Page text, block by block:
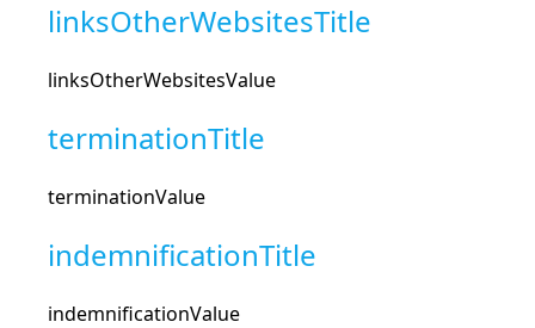
linksOtherWebsitesTitle
linksOtherWebsitesValue
terminationTitle
terminationValue
indemnificationTitle
indemnificationValue